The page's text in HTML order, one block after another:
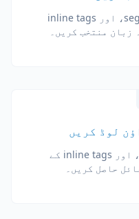
segment IDs، state attributes، اور inline tags
زبان منتخب کریں۔
segment structure، notes، اور inline tags کے